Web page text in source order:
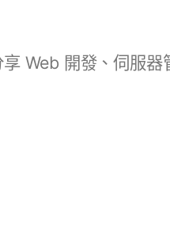
Web 開發、伺服器